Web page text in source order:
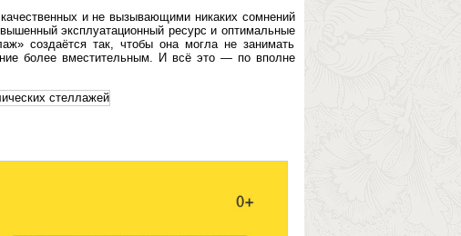
и не вызывающими никаких сомнений
эксплуатационный ресурс и оптимальные
создаётся так, чтобы она могла не занимать
более вместительным. И всё это — по вполне